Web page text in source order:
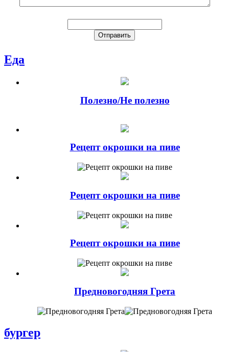
Еда
Полезно/Не полезно
Рецепт окрошки на пиве
Рецепт окрошки на пиве
Рецепт окрошки на пиве
Предновогодняя Грета
бургер